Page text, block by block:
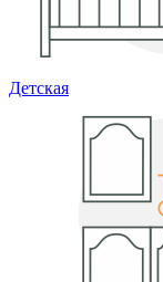
Детская